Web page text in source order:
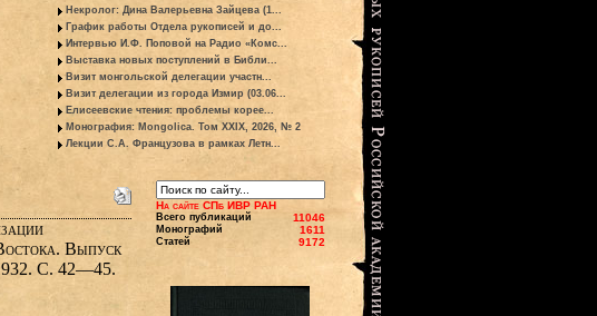
Некролог: Дина Валерьевна Зайцева (1...
График работы Отдела рукописей и до...
Интервью И.Ф. Поповой на Радио «Комс...
Выставка новых поступлений в Библи...
Визит монгольской делегации участн...
Визит делегации из города Измир (03.06...
Елисеевские чтения: проблемы корее...
Монография: Mongolica. Том XXIX, 2026, № 2
Лекции С.А. Французова в рамках Летн...
Выпуск
С. 42—45.
На сайте СПб ИВР РАН
Всего публикаций 11046
Монографий 1611
Статей 9172